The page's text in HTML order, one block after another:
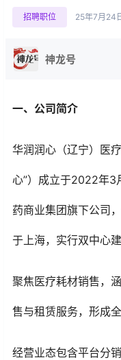
招聘职位 25年7月24
神龙号
一、公司简介
华润润心（辽宁）医
心”）成立于2022年3
药商业集团旗下公司
于上海，实行双中心建
聚焦医疗耗材销售，
售与租赁服务，形成
经营业态包含平台分